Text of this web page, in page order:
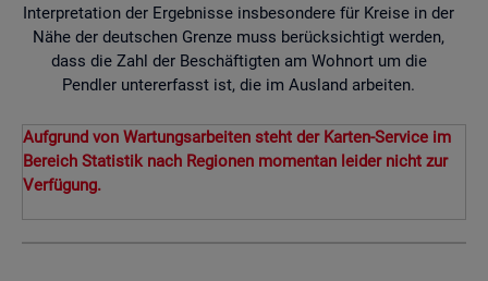
Interpretation der Ergebnisse insbesondere für Kreise in der
Nähe der deutschen Grenze muss berücksichtigt werden,
dass die Zahl der Beschäftigten am Wohnort um die
Pendler untererfasst ist, die im Ausland arbeiten.
Aufgrund von Wartungsarbeiten steht der Karten-Service im
Bereich Statistik nach Regionen momentan leider nicht zur
Verfügung.